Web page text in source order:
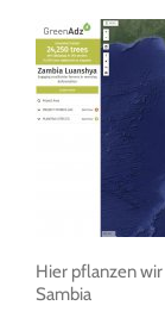
Hier pflanzen
Sambia